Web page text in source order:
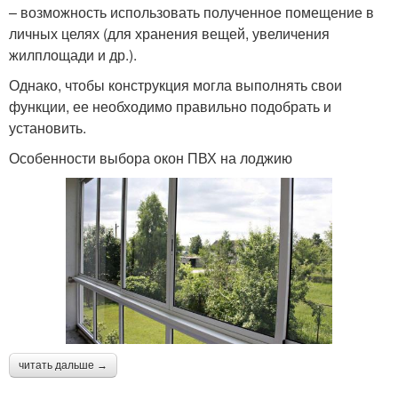
– возможность использовать полученное помещение в
личных целях (для хранения вещей, увеличения
жилплощади и др.).
Однако, чтобы конструкция могла выполнять свои
функции, ее необходимо правильно подобрать и
установить.
Особенности выбора окон ПВХ на лоджию
читать дальше →